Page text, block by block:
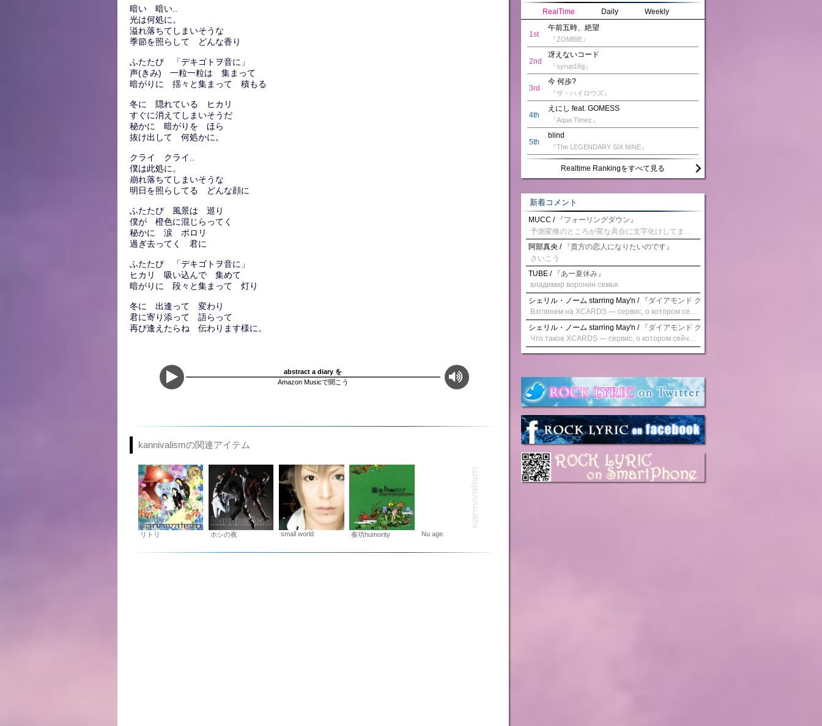
暗い 暗い..
光は何処に。
溢れ落ちてしまいそうな
季節を照らして どんな香り
ふたたび 「デキゴトヲ音に」
声(きみ) 一粒一粒は 集まって
暗がりに 揺々と集まって 積もる
冬に 隠れている ヒカリ
すぐに消えてしまいそうだ
秘かに 暗がりを ほら
抜け出して 何処かに。
クライ クライ..
僕は此処に。
崩れ落ちてしまいそうな
明日を照らしてる どんな顔に
ふたたび 風景は 巡り
僕が 橙色に混じらってく
秘かに 涙 ポロリ
過ぎ去ってく 君に
ふたたび 「デキゴトヲ音に」
ヒカリ 吸い込んで 集めて
暗がりに 段々と集まって 灯り
冬に 出逢って 変わり
君に寄り添って 語らって
再び逢えたらね 伝わります様に。
abstract a diary を
Amazon Musicで聞こう
kannivalismの関連アイテム
リトリ ホシの夜 small world 奏功humority Nu age.
RealTime Daily Weekly
1st
午前五時、絶望
『ZOMBIE』
2nd
冴えないコード
『syrup16g』
3rd
今 何歩?
『ザ・ハイロウズ』
4th
えにし feat. GOMESS
『Aqua Timez』
5th
blind
『The LEGENDARY SIX NINE』
Realtime Rankingをすべて見る
新着コメント
MUCC / 『フォーリングダウン』
阿部真央 / 『貴方の恋人になりたいのです』
さいこう
TUBE / 『あー夏休み』
владимир воронин семья
シェリル・ノーム starring May'n / 『ダイアモンド クレバス/射手座☆午後九時 Don't be
シェリル・ノーム starring May'n / 『ダイアモンド クレバス/射手座☆午後九時 Don't be
Что такое XCARDS — сервис, о котором сейчас говорят. Буквально на днях заметил о интересный бренд XCARDS, он помогает создавать онлайн карты чтобы управлять бюджетами. Ключевые преимущества: Выпуск занимает всего считанные минуты. Платформа даёт возможность оформить множество карт для разных целей. Есть поддержка в любое время суток включая персонального менеджера. Есть контроль без задержек — транзакции, уведомления, аналитика — всё под рукой. Возможные нюансы: Регистрация: европейская юрисдикция — желательно убедиться, что сервис можно использовать без нарушений. Финансовые условия: возможно, есть скрытые комиссии, поэтому лучше внимательно прочитать договор. Отзывы пользователей: по отзывам поддержка работает быстро. Надёжность системы: внедрены базовые меры безопасности, но всё равно советую не хранить большие суммы на карте. Вывод: В целом платформа кажется отличным помощником для маркетологов. Платформа сочетает скорость, удобство и гибкость. Как вы думаете? Пользовались ли вы XCARDS? Поделитесь опытом — будет интересно сравнить. Виртуальные карты для бизнеса